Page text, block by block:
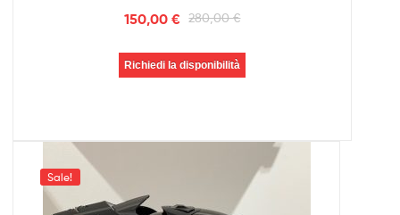
280,00€
150,00 €
Richiedi la disponibilità
Sale!